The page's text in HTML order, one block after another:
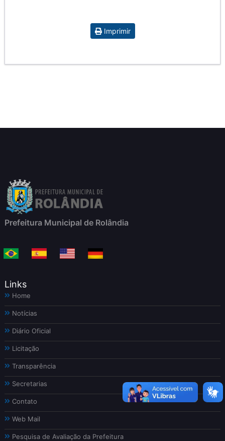
Imprimir
Prefeitura Municipal de Rolândia
Links
Home
Notícias
Diário Oficial
Licitação
Transparência
Secretarias
Contato
Web Mail
Pesquisa de Avaliação da Prefeitura